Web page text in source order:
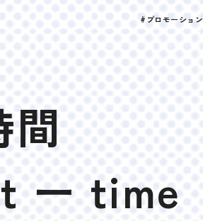
#プロモーション
間
ー time